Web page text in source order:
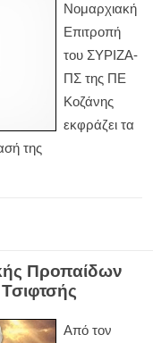
Νομαρχιακή
Επιτροπή
του ΣΥΡΙΖΑ-
ΠΣ της ΠΕ
Κοζάνης
εκφράζει τα
της
Προπαίδων
Από τον